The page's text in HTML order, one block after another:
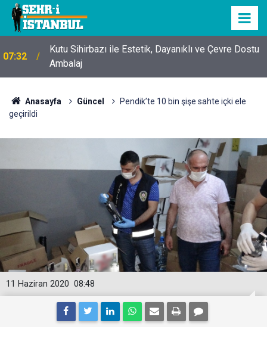
07:32
Kutu Sihirbazı ile Estetik, Dayanıklı ve Çevre Dostu
Ambalaj
Anasayfa Güncel
Pendik’te 10 bin şişe sahte içki ele
geçirildi
08:48
11 Haziran 2020